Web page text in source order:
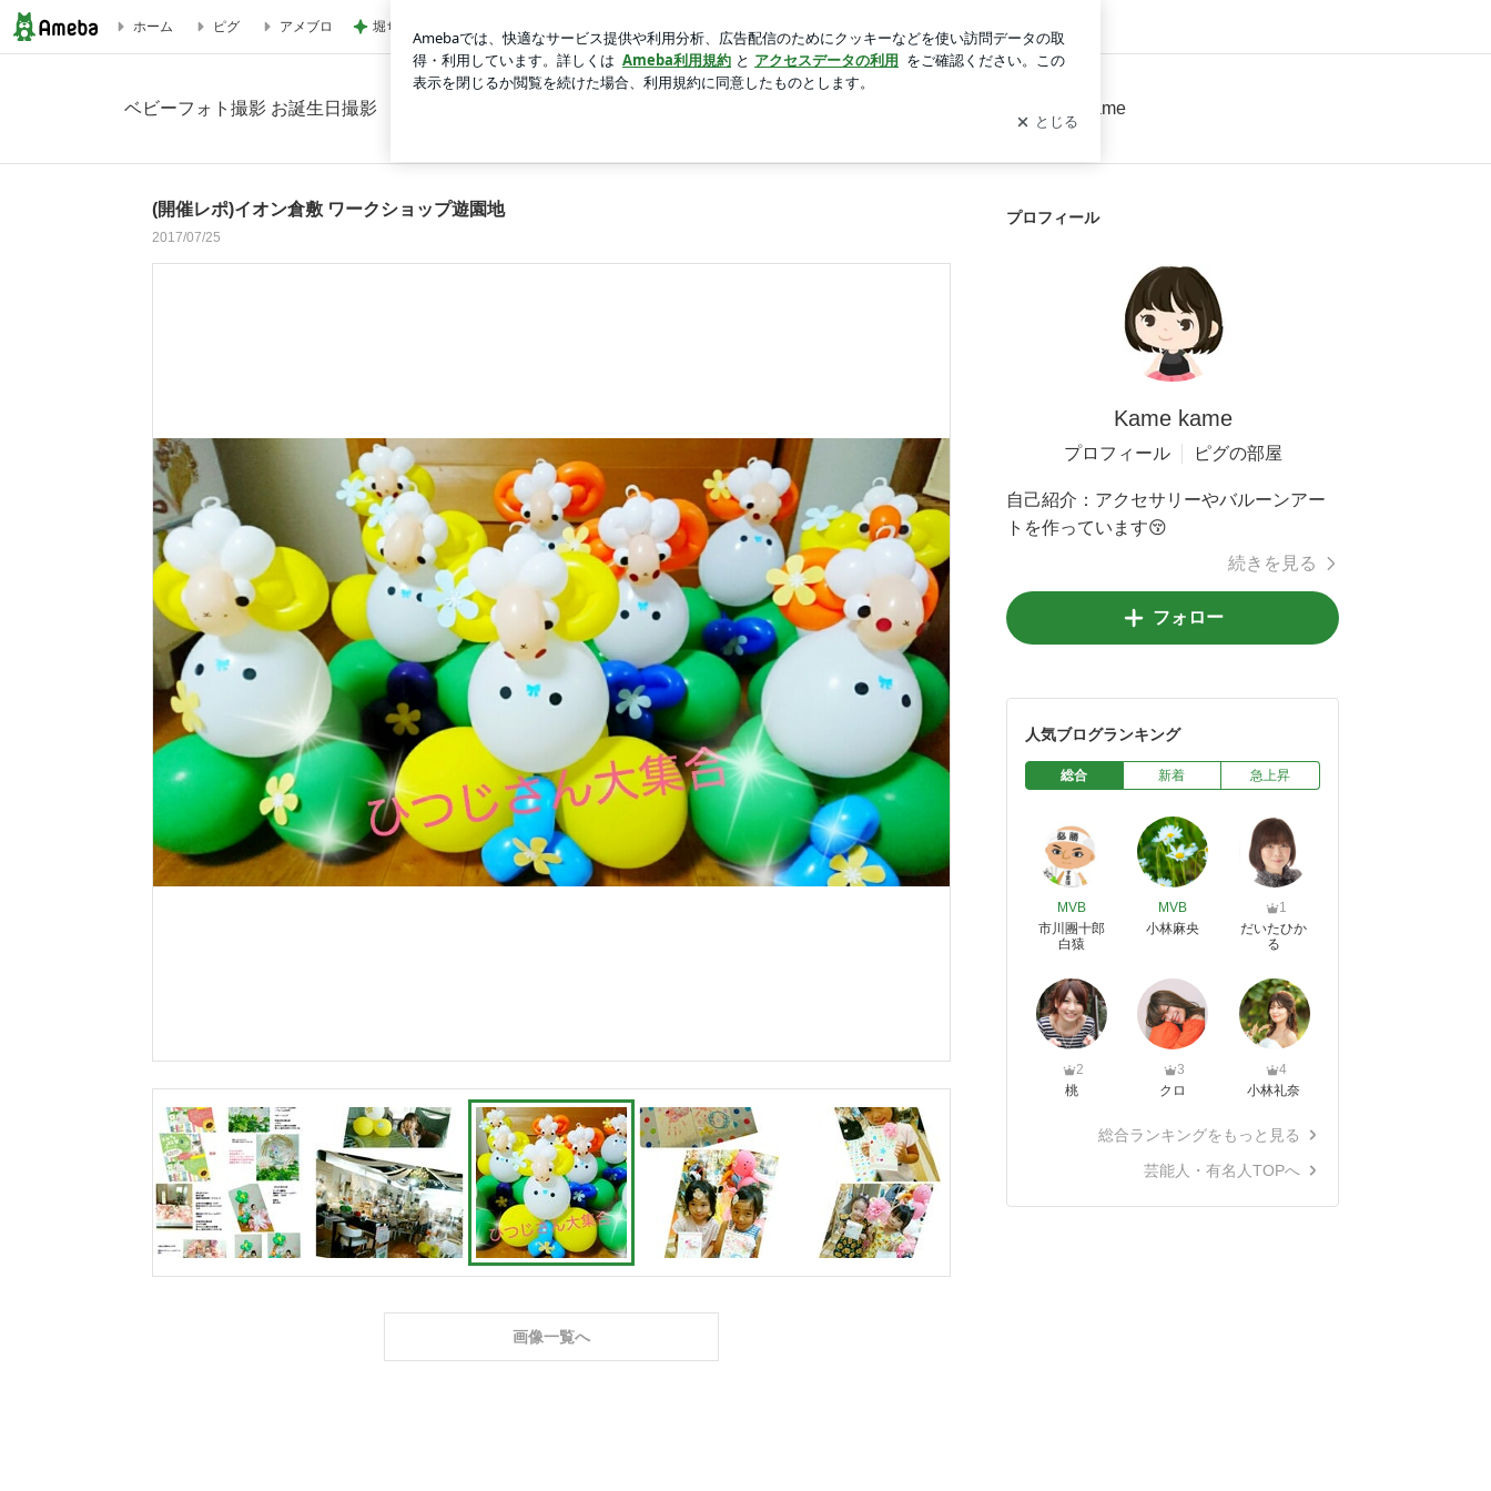
(開催レポ)イオン倉敷 ワークショップ遊園地の画像 14枚中4枚目
ホーム ピグ アメブロ 堀ちえみ 足りなくてプラスしたサンド
ベビーフォト撮影 お誕生日撮影 バースデー撮影 マタニティ撮影 撮影会 手形足形 歯固めTiny Teeth 教室 イベント kamekame
(開催レポ)イオン倉敷 ワークショップ遊園地
2017/07/25
画像一覧へ
プロフィール
Kame kame
プロフィール ピグの部屋
自己紹介： アクセサリーやバルーンアー
トを作っています😚
続きを見る
フォロー
人気ブログランキング
総合 新着 急上昇
MVB
市川團十郎
白猿
MVB
小林麻央
1
だいたひか
る
2
桃
3
クロ
4
小林礼奈
総合ランキングをもっと見る
芸能人・有名人TOPへ